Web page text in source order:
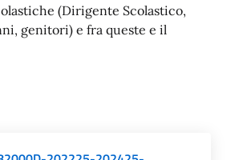
(Dirigente Scolastico,
genitori) e fra queste e il